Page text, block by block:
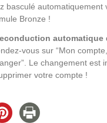
basculé automatiquement
Bronze !
automatique
vous sur “Mon
Le changement est
votre compte !